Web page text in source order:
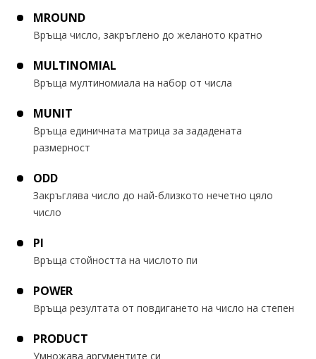
MROUND
Връща число, закръглено до желаното кратно
MULTINOMIAL
Връща мултиномиала на набор от числа
MUNIT
Връща единичната матрица за зададената
размерност
ODD
Закръглява число до най-близкото нечетно цяло
число
PI
Връща стойността на числото пи
POWER
Връща резултата от повдигането на число на степен
PRODUCT
Умножава аргументите си